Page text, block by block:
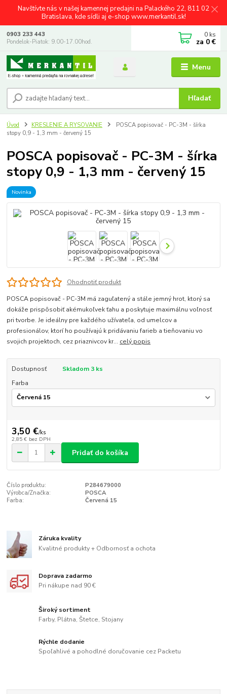
Navštívte nás v našej kamennej predajni na Palackého 22, 811 02
Bratislava, kde sídli aj e-shop www.merkantil.sk!
Menu
Hľadať
0903 233 443
Pondelok-Piatok: 9.00-17.00hod.
0 ks
za 0 €
Úvod KRESLENIE A RYSOVANIE
POSCA popisovač - PC-3M - šírka
stopy 0,9 - 1,3 mm - červený 15
POSCA popisovač - PC-3M - šírka
stopy 0,9 - 1,3 mm - červený 15
Novinka
Ohodnotiť produkt
POSCA popisovač - PC-3M má zaguľatený a stále jemný hrot, ktorý sa
dokáže prispôsobiť akémukoľvek ťahu a poskytuje maximálnu voľnosť
pri tvorbe. Je ideálny pre každého užívateľa, od umelcov a
profesionálov, ktorí ho používajú k pridávaniu farieb a tieňovaniu vo
svojich projektoch, cez priaznivcov kr... celý popis
Dostupnosť
Skladom 3 ks
Farba
3,50 €/ks
2,85 € bez DPH
Pridať do košíka
Číslo produktu:
P284679000
Výrobca/Značka:
POSCA
Farba:
Červená 15
Záruka kvality
Kvalitné produkty + Odbornosť a ochota
Doprava zadarmo
Pri nákupe nad 90 €
Široký sortiment
Farby, Plátna, Štetce, Stojany
Rýchle dodanie
Spoľahlivé a pohodlné doručovanie cez Packetu